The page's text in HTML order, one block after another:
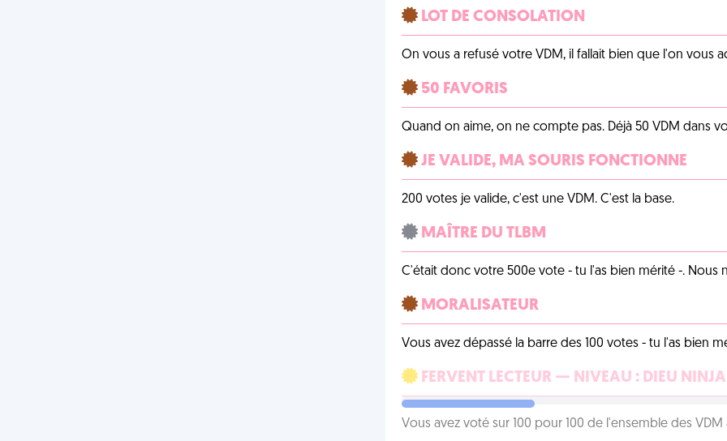
LOT DE CONSOLATION
On vous a refusé votre VDM, il fallait bien que l'on vous
50 FAVORIS
Quand on aime, on ne compte pas. Déjà 50 VDM dans
JE VALIDE, MA SOURIS FONCTIONNE
200 votes je valide, c'est une VDM. C'est la base.
MAÎTRE DU TLBM
C'était donc votre 500e vote - tu l'as bien mérité -. Nous
MORALISATEUR
Vous avez dépassé la barre des 100 votes - tu l'as bien
FERVENT LECTEUR — NIVEAU : DIEU NINJA
Vous avez voté sur 100 pour 100 de l'ensemble des VDM